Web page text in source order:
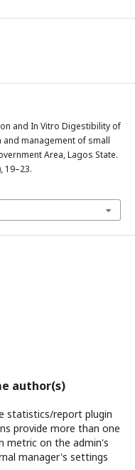
and In Vitro Digestibility of
management of small
Area, Lagos State.
19–23.
author(s)
statistics/report plugin
provide more than one
metric on the admin's
manager's settings